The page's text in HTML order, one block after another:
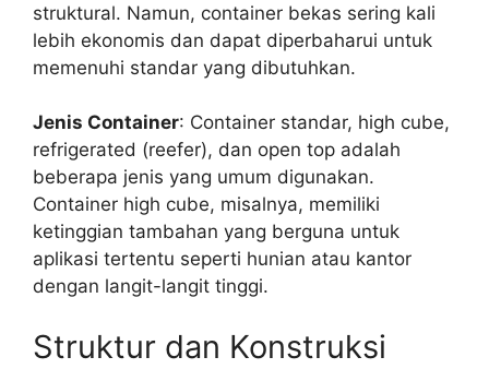
struktural. Namun, container bekas sering kali
lebih ekonomis dan dapat diperbaharui untuk
memenuhi standar yang dibutuhkan.
Jenis Container: Container standar, high cube,
refrigerated (reefer), dan open top adalah
beberapa jenis yang umum digunakan.
Container high cube, misalnya, memiliki
ketinggian tambahan yang berguna untuk
aplikasi tertentu seperti hunian atau kantor
dengan langit-langit tinggi.
Struktur dan Konstruksi